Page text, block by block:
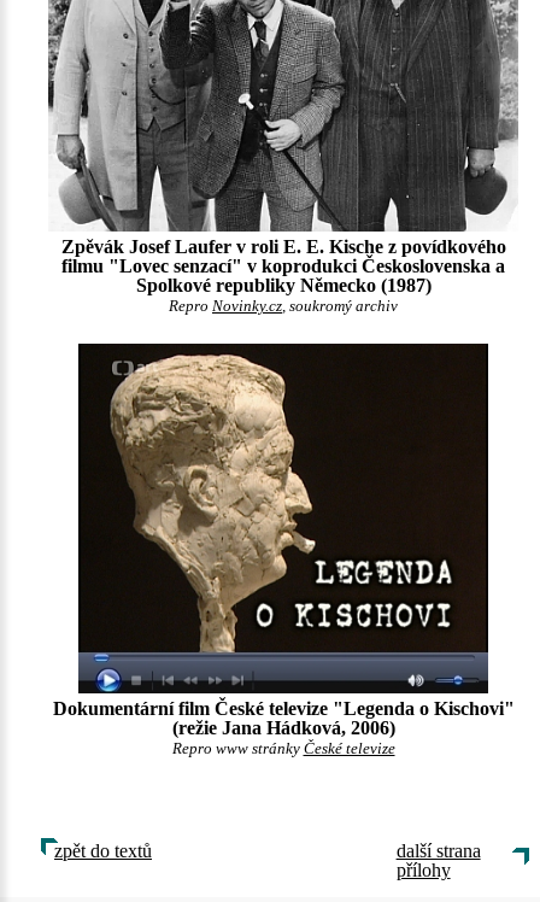
Zpěvák Josef Laufer v roli E. E. Kische z povídkového
filmu "Lovec senzací" v koprodukci Československa a
Spolkové republiky Německo (1987)
Repro Novinky.cz, soukromý archiv
Dokumentární film České televize "Legenda o Kischovi"
(režie Jana Hádková, 2006)
Repro www stránky České televize
zpět do textů
další strana
přílohy